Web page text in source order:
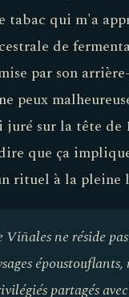
tabac qui m'a
de
par son
peux
sur la tête de
que ça
rituel à la pleine
Viñales ne réside
partagés